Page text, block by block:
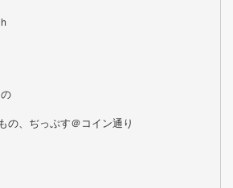
の、ぢっぷす＠コイン通り